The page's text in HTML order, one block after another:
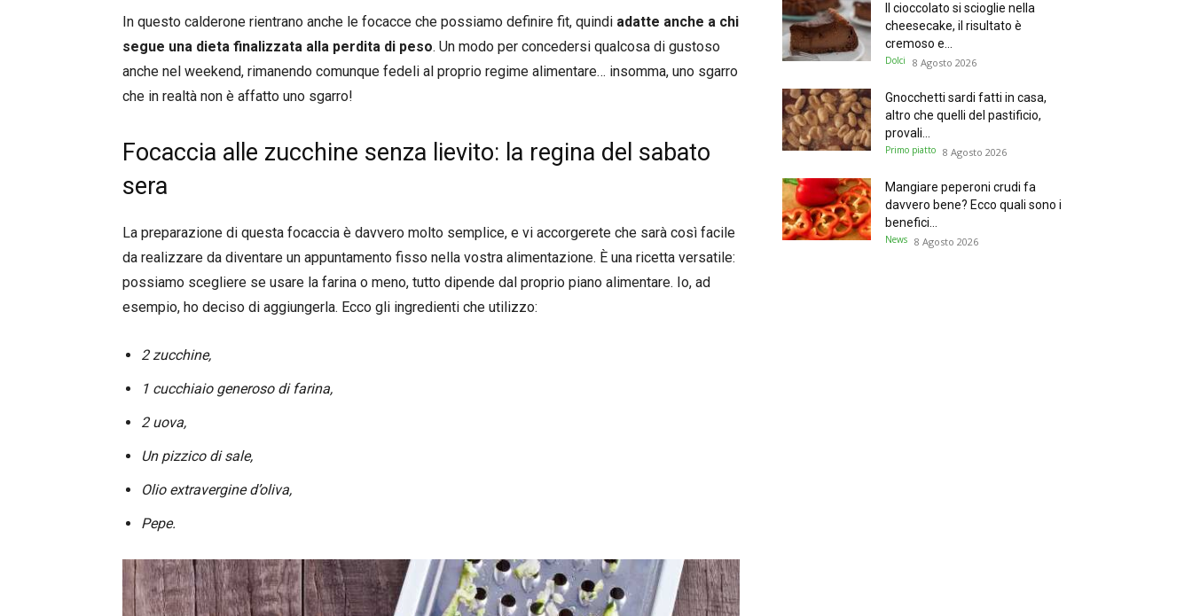
In questo calderone rientrano anche le focacce che possiamo definire fit, quindi adatte anche a chi
segue una dieta finalizzata alla perdita di peso. Un modo per concedersi qualcosa di gustoso
anche nel weekend, rimanendo comunque fedeli al proprio regime alimentare… insomma, uno sgarro
che in realtà non è affatto uno sgarro!
Focaccia alle zucchine senza lievito: la regina del sabato
sera
La preparazione di questa focaccia è davvero molto semplice, e vi accorgerete che sarà così facile
da realizzare da diventare un appuntamento fisso nella vostra alimentazione. È una ricetta versatile:
possiamo scegliere se usare la farina o meno, tutto dipende dal proprio piano alimentare. Io, ad
esempio, ho deciso di aggiungerla. Ecco gli ingredienti che utilizzo:
2 zucchine,
1 cucchiaio generoso di farina,
2 uova,
Un pizzico di sale,
Olio extravergine d’oliva,
Pepe.
Il cioccolato si scioglie nella
cheesecake, il risultato è
cremoso e...
Dolci 8 Agosto 2026
Gnocchetti sardi fatti in casa,
altro che quelli del pastificio,
provali...
Primo piatto 8 Agosto 2026
Mangiare peperoni crudi fa
davvero bene? Ecco quali sono i
benefici...
News 8 Agosto 2026